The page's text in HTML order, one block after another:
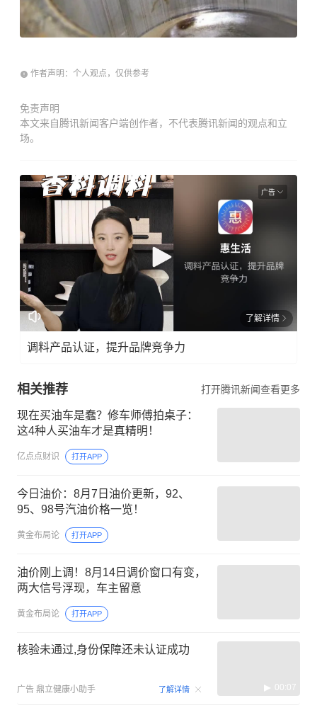
作者声明：个人观点，仅供参考
免责声明
本文来自腾讯新闻客户端创作者，不代表腾讯新闻的观点和立
场。
广告
了解详情
调料产品认证，提升品牌竞争力
相关推荐 打开腾讯新闻查看更多
现在买油车是蠢？修车师傅拍桌子：
这4种人买油车才是真精明！
亿点点财识 打开APP
今日油价：8月7日油价更新，92、
95、98号汽油价格一览！
黄金布局论 打开APP
油价刚上调！8月14日调价窗口有变，
两大信号浮现，车主留意
黄金布局论 打开APP
核验未通过,身份保障还未认证成功
广告 鼎立健康小助手 了解详情 00:07